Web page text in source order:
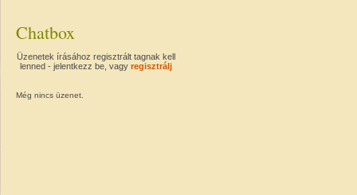
Chatbox
Üzenetek írásához regisztrált tagnak kell
lenned - jelentkezz be, vagy regisztrálj
Még nincs üzenet.